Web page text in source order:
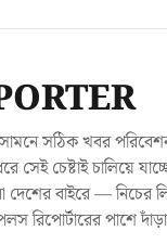
সামনে সঠিক খবর
চেষ্টাই চালিয়ে
বাইরে — নিচের
রিপোর্টারের পাশে